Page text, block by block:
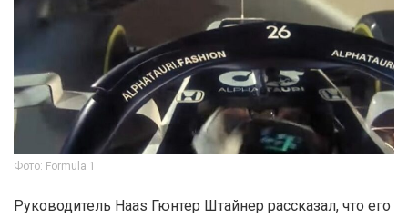
Фото: Formula 1
Руководитель Haas Гюнтер Штайнер рассказал, что его